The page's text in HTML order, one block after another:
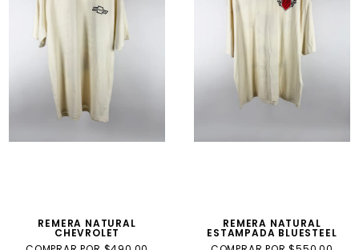
REMERA NATURAL
CHEVROLET
REMERA NATURAL
ESTAMPADA BLUESTEEL